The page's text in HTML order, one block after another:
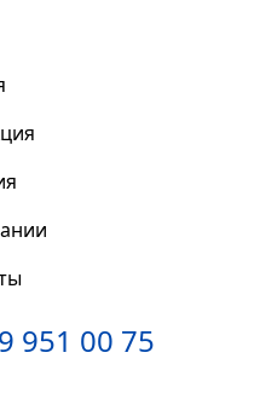
951 00 75